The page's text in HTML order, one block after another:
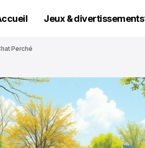
Jeux & divertissements
Perché